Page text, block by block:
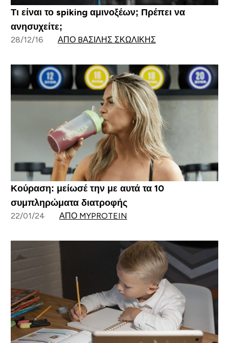
Τι είναι το spiking αμινοξέων; Πρέπει να
ανησυχείτε;
28/12/16 ΑΠΌ BΑΣΊΛΗΣ ΣΚΩΛΊΚΗΣ
Κούραση: μείωσέ την με αυτά τα 10
συμπληρώματα διατροφής
22/01/24 ΑΠΌ MYPROTEIN